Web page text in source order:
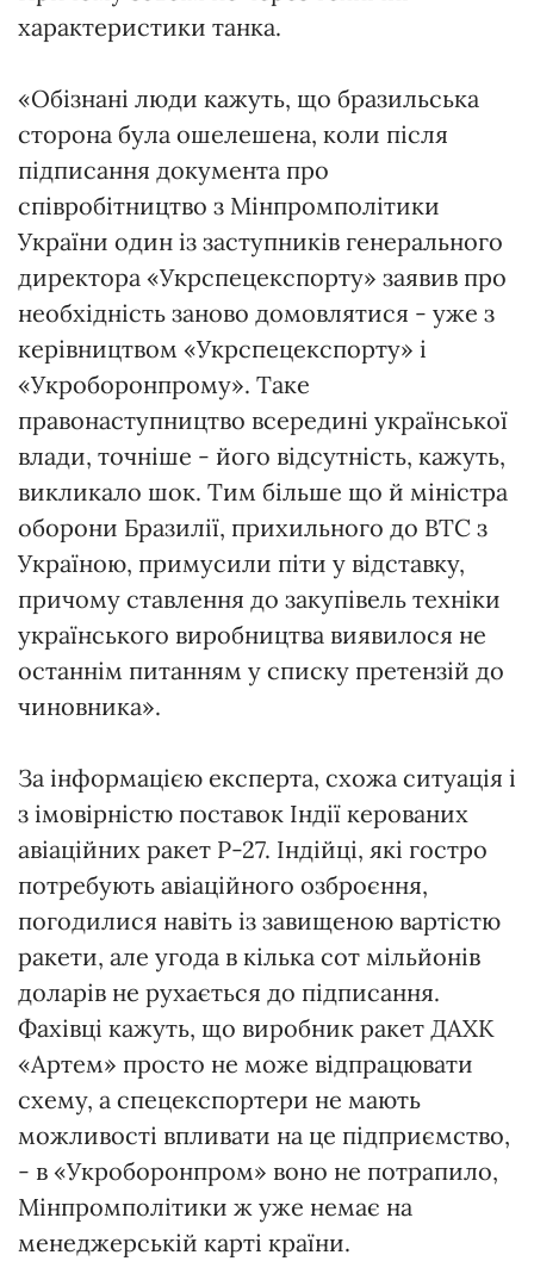
характеристики танка.
«Обізнані люди кажуть, що бразильська
сторона була ошелешена, коли після
підписання документа про
співробітництво з Мінпромполітики
України один із заступників генерального
директора «Укрспец­екс­порту» заявив про
необхідність заново домовлятися - уже з
керівництвом «Укрспец­екс­порту» і
«Укроборонпрому». Таке
правонаступництво всередині української
влади, точніше - його відсутність, кажуть,
викликало шок. Тим більше що й міністра
оборони Бразилії, прихильного до ВТС з
Україною, примусили піти у відставку,
причому ставлення до закупівель техніки
українського виробництва виявилося не
останнім питанням у списку претензій до
чиновника».
За інформацією експерта, схожа ситуація і
з імовірністю поставок Індії керованих
авіаційних ракет Р-27. Індійці, які гостро
потребують авіаційного озброєння,
погодилися навіть із завищеною вартістю
ракети, але угода в кілька сот мільйонів
доларів не рухається до підписання.
Фахівці кажуть, що виробник ракет ДАХК
«Артем» просто не може відпрацювати
схему, а спецекспортери не мають
можливості впливати на це підприємство,
- в «Укроборонпром» воно не потрапило,
Мінпромполітики ж уже немає на
менеджерській карті країни.